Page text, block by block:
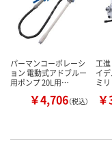
パーマンコーポレーシ
ョン 電動式アドブルー
用ポンプ 20L用…
￥4,706（税込）
工
イ
ミ